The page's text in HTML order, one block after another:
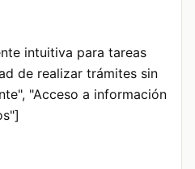
intuitiva para tareas
de realizar trámites sin
"Acceso a información